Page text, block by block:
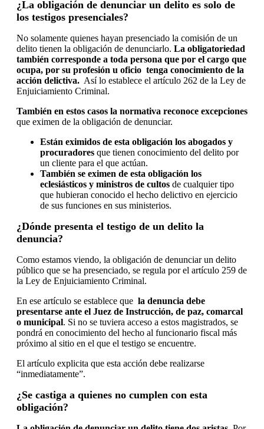
¿La obligación de denunciar un delito es solo de
los testigos presenciales?
No solamente quienes hayan presenciado la comisión de un
delito tienen la obligación de denunciarlo. La obligatoriedad
también corresponde a toda persona que por el cargo que
ocupa, por su profesión u oficio tenga conocimiento de la
acción delictiva. Así lo establece el artículo 262 de la Ley de
Enjuiciamiento Criminal.
También en estos casos la normativa reconoce excepciones
que eximen de la obligación de denunciar.
Están eximidos de esta obligación los abogados y
procuradores que tienen conocimiento del delito por
un cliente para el que actúan.
También se eximen de esta obligación los
eclesiásticos y ministros de cultos de cualquier tipo
que hubieran conocido el hecho delictivo en ejercicio
de sus funciones en sus ministerios.
¿Dónde presenta el testigo de un delito la
denuncia?
Como estamos viendo, la obligación de denunciar un delito
público que se ha presenciado, se regula por el artículo 259 de
la Ley de Enjuiciamiento Criminal.
En ese artículo se establece que la denuncia debe
presentarse ante el Juez de Instrucción, de paz, comarcal
o municipal. Si no se tuviera acceso a estos magistrados, se
pondrá en conocimiento del hecho al funcionario fiscal más
próximo al sitio en el que el testigo se encuentre.
El artículo explicita que esta acción debe realizarse
“inmediatamente”.
¿Se castiga a quienes no cumplen con esta
obligación?